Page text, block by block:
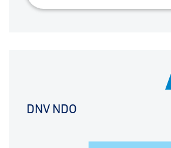
DNV NDO